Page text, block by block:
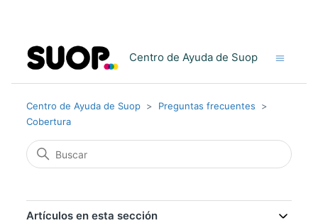
Centro de Ayuda de Suop
Centro de Ayuda de Suop
Preguntas frecuentes
Cobertura
Artículos en esta sección